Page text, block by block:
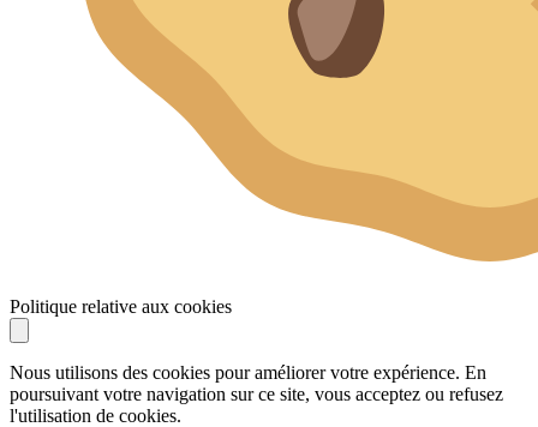
Politique relative aux cookies
Nous utilisons des cookies pour améliorer votre expérience. En
poursuivant votre navigation sur ce site, vous acceptez ou refusez
l'utilisation de cookies.